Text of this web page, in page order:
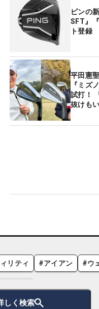
ピンの
SFT』
ト登録
平田憲
『ミズ
試打！
抜けもい
リティ #アイアン #ウ
しく検索